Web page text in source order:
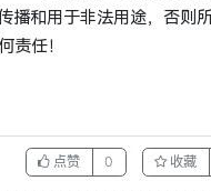
播和用于非法用途，否则
责任！
点赞 0 收藏